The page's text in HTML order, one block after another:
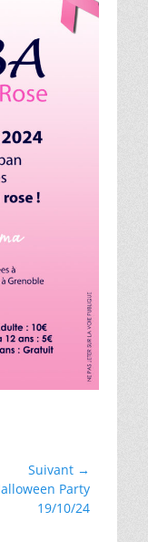
Suivant →
Party
19/10/24